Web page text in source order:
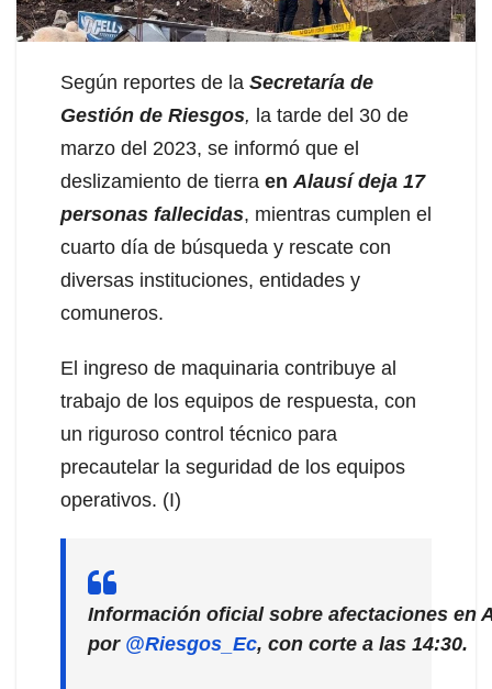
Según reportes de la Secretaría de
Gestión de Riesgos, la tarde del 30 de
marzo del 2023, se informó que el
deslizamiento de tierra enAlausí deja 17
personas fallecidas, mientras cumplen el
cuarto día de búsqueda y rescate con
diversas instituciones, entidades y
comuneros.
El ingreso de maquinaria contribuye al
trabajo de los equipos de respuesta, con
un riguroso control técnico para
precautelar la seguridad de los equipos
operativos. (I)
Información oficial sobre afectaciones en
por @Riesgos_Ec, con corte a las 14:30.